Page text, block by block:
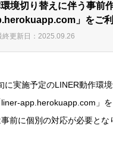
環境切り替えに伴う事前
」をご
更新日：2025.09.26
に実施予定のLINER動作環境
app.herokuapp.com」
前に個別の対応が必要とな